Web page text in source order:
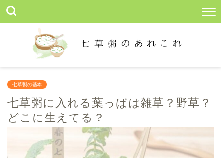
七草粥の基本
七草粥に入れる葉っぱは雑草？野草？
どこに生えてる？